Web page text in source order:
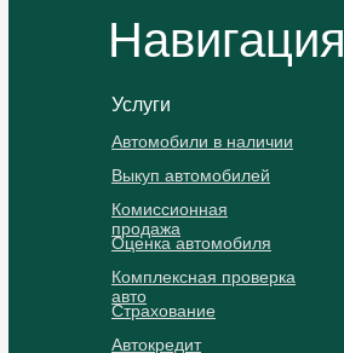
Навигация
Услуги
Автомобили в наличии
Выкуп автомобилей
Комиссионная
продажа
Оценка автомобиля
Комплексная проверка
авто
Страхование
Автокредит